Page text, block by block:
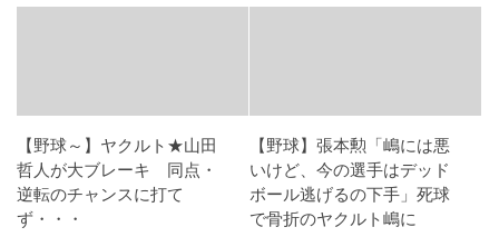
【野球～】ヤクルト★山田
哲人が大ブレーキ 同点・
逆転のチャンスに打て
ず・・・
【野球】張本勲「嶋には悪
いけど、今の選手はデッド
ボール逃げるの下手」死球
で骨折のヤクルト嶋に